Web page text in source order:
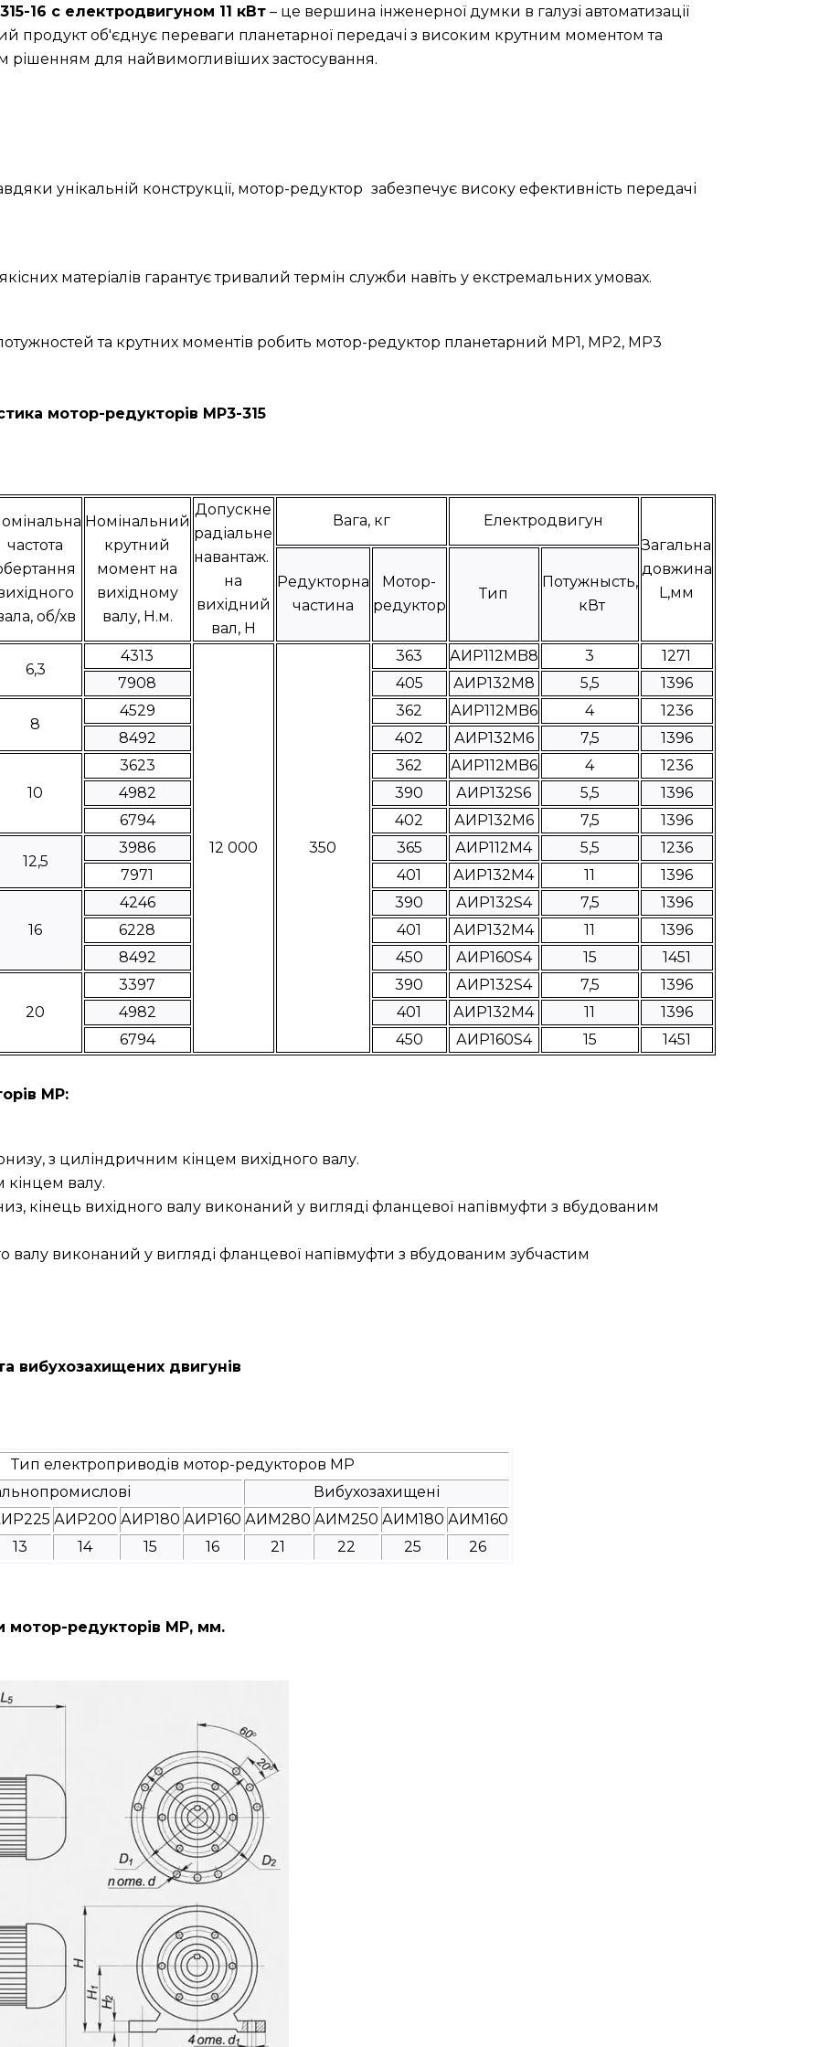
16 с електродвигуном 11 кВт– це вершина інженерної думки в галузі автоматизації
продукт об'єднує переваги планетарної передачі з високим крутним моментом та
рішенням для найвимогливіших застосування.
унікальній конструкції, мотор-редуктор забезпечує високу ефективність передачі
матеріалів гарантує тривалий термін служби навіть у екстремальних умовах.
та крутних моментів робить мотор-редуктор планетарний МР1, МР2, МР3
мотор-редукторів МР3-315
частота
об/хв
Номінальний
крутний
момент на
вихідному
валу, Н.м.
Допускне
радіальне
навантаж.
на
вихідний
вал, Н
Вага, кг
Електродвигун
Загальна
довжина
L,мм
Редукторна
частина
Мотор-
редуктор
Тип
Потужнысть,
кВт
6,3
4313
12 000 350
363 АИР112МB8 3
1271
7908
405 АИР132М8 5,5 1396
8
4529 362 АИР112МB6 4
1236
8492
402 АИР132М6 7,5 1396
10
3623 362 АИР112МB6 4
1236
4982
390 АИР132S6 5,5
1396
6794
402 АИР132M6 7,5 1396
12,5
3986 365 АИР112М4 5,5
1236
7971
401 АИР132М4 11 1396
16
4246 390 АИР132S4 7,5
1396
6228
401 АИР132М4 11
1396
8492
450 АИР160S4 15 1451
20
3397 390 АИР132S4 7,5
1396
4982
401 АИР132М4 11
1396
6794
450 АИР160S4 15 1451
МР:
з циліндричним кінцем вихідного валу.
валу.
кінець вихідного валу виконаний у вигляді фланцевої напівмуфти з вбудованим
валу виконаний у вигляді фланцевої напівмуфти з вбудованим зубчастим
вибухозахищених двигунів
Тип електроприводів мотор-редукторов МР
Вибухозахищені
АИР200 АИР180 АИР160 АИМ280 АИМ250 АИМ180 АИМ160
13
14 15 16 21 22 25 26
мотор-редукторів МР, мм.